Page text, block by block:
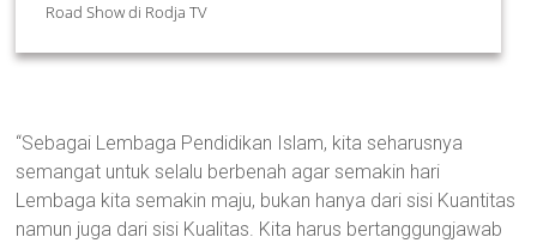
Road Show di Rodja TV
“Sebagai Lembaga Pendidikan Islam, kita seharusnya
semangat untuk selalu berbenah agar semakin hari
Lembaga kita semakin maju, bukan hanya dari sisi Kuantitas
namun juga dari sisi Kualitas. Kita harus bertanggungjawab